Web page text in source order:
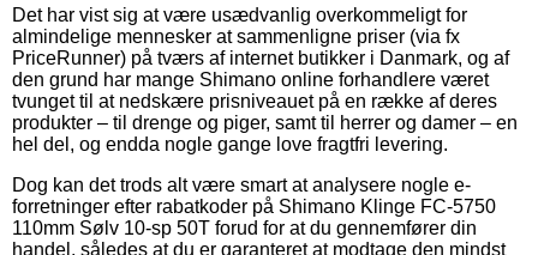
Det har vist sig at være usædvanlig overkommeligt for
almindelige mennesker at sammenligne priser (via fx
PriceRunner) på tværs af internet butikker i Danmark, og af
den grund har mange Shimano online forhandlere været
tvunget til at nedskære prisniveauet på en række af deres
produkter – til drenge og piger, samt til herrer og damer – en
hel del, og endda nogle gange love fragtfri levering.
Dog kan det trods alt være smart at analysere nogle e-
forretninger efter rabatkoder på Shimano Klinge FC-5750
110mm Sølv 10-sp 50T forud for at du gennemfører din
handel, således at du er garanteret at modtage den mindst